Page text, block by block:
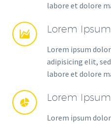
labore et dolore

 Lorem
Lorem ipsum
adipisicing elit,
labore et dolore

 Lorem
Lorem ipsum